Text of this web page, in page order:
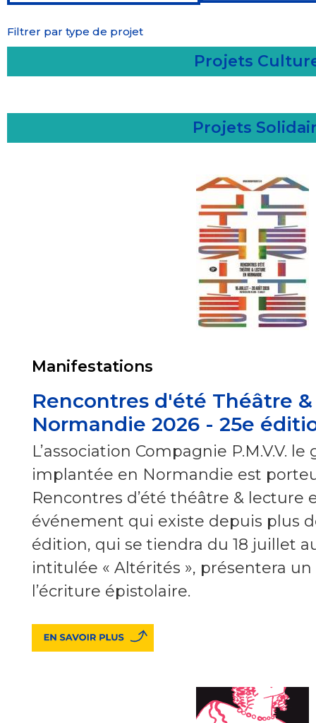
Filtrer par type de projet
Projets
Projets
Manifestations
Rencontres d'été Théâtre
Normandie 2026 - 25e
L’association Compagnie P.M.V.V.
implantée en Normandie est
Rencontres d’été théâtre & lecture
événement qui existe depuis plus
édition, qui se tiendra du 18 juillet
intitulée « Altérités », présentera
l’écriture épistolaire.